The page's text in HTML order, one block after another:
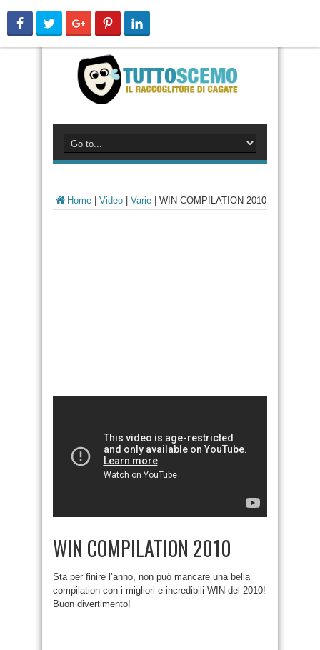
Home Video Varie WIN COMPILATION 2010
WIN COMPILATION 2010
Sta per finire l’anno, non può mancare una bella
compilation con i migliori e incredibili WIN del 2010!
Buon divertimento!